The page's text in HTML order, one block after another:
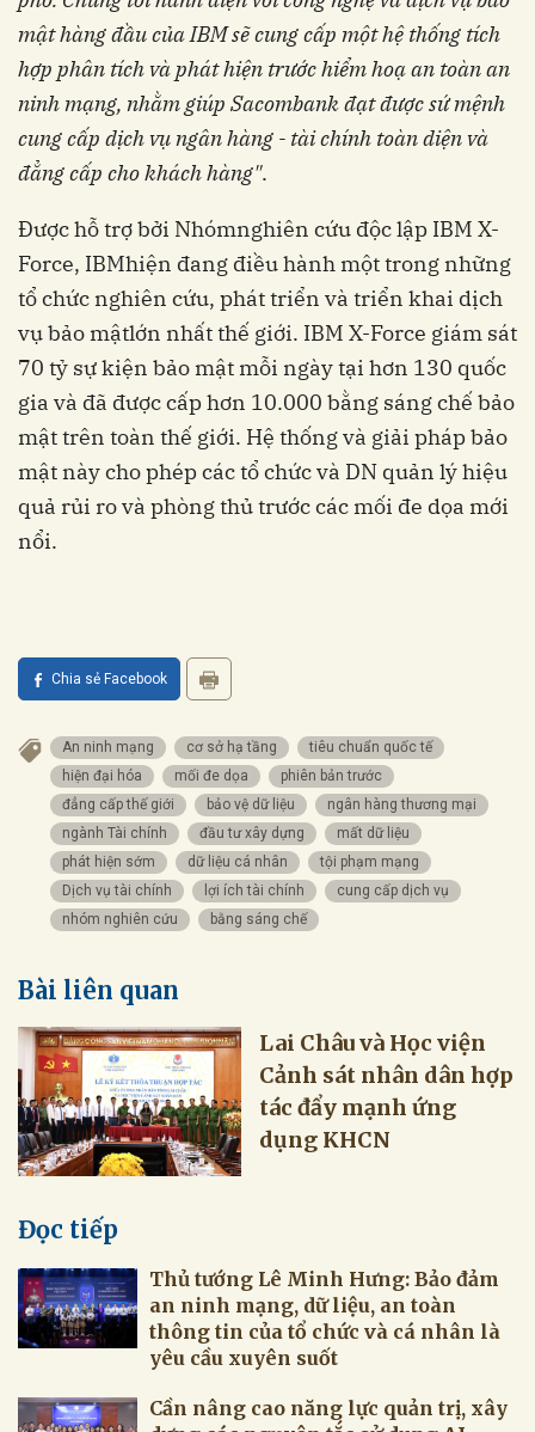
mật hàng đầu của IBM sẽ cung cấp một hệ thống tích
hợp phân tích và phát hiện trước hiểm hoạ an toàn an
ninh mạng, nhằm giúp Sacombank đạt được sứ mệnh
cung cấp dịch vụ ngân hàng - tài chính toàn diện và
đẳng cấp cho khách hàng".
Được hỗ trợ bởi Nhómnghiên cứu độc lập IBM X-
Force, IBMhiện đang điều hành một trong những
tổ chức nghiên cứu, phát triển và triển khai dịch
vụbảo mậtlớn nhất thế giới. IBM X-Force giám sát
70 tỷ sự kiện bảo mật mỗi ngày tại hơn 130 quốc
gia và đã được cấp hơn 10.000 bằng sáng chế bảo
mật trên toàn thế giới. Hệ thống và giải pháp bảo
mật nàycho phép các tổ chứcvà DN quản lý hiệu
quả rủi ro và phòng thủ trước các mối đe dọa mới
nổi.
Chia sẻ Facebook
An ninh mạng cơ sở hạ tầng
tiêu chuẩn quốc tế
hiện đại hóa
mối đe dọa
phiên bản trước
đẳng cấp thế giới
bảo vệ dữ liệu
ngân hàng thương mại
ngành Tài chính
đầu tư xây dựng
mất dữ liệu
phát hiện sớm
dữ liệu cá nhân
tội phạm mạng
Dịch vụ tài chính
lợi ích tài chính
cung cấp dịch vụ
nhóm nghiên cứu
bằng sáng chế
Bài liên quan
Lai Châu và Học viện
Cảnh sát nhân dân hợp
tác đẩy mạnh ứng
dụng KHCN
Đọc tiếp
Thủ tướng Lê Minh Hưng: Bảo đảm
an ninh mạng, dữ liệu, an toàn
thông tin của tổ chức và cá nhân là
yêu cầu xuyên suốt
Cần nâng cao năng lực quản trị, xây